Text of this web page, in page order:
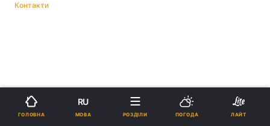
Контакти
ГОЛОВНА
RU
МОВА РОЗДІЛИ ПОГОДА ЛАЙТ